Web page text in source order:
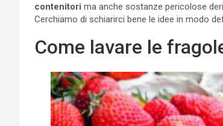
contenitori ma anche sostanze pericolose
Cerchiamo di schiarirci bene le idee in modo
Come lavare le